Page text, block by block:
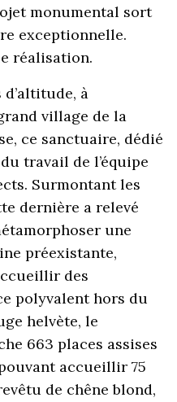
monumental sort
exceptionnelle.
réalisation.
d’altitude, à
village de la
ce sanctuaire, dédié
travail de l’équipe
Surmontant les
dernière a relevé
une
préexistante,
des
polyvalent hors du
helvète, le
663 places assises
accueillir 75
de chêne blond,